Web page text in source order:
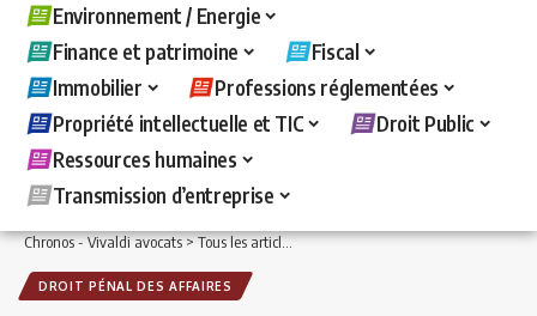
Environnement / Energie
Finance et patrimoine
Fiscal
Immobilier
Professions réglementées
Propriété intellectuelle et TIC
Droit Public
Ressources humaines
Transmission d’entreprise
Chronos - Vivaldi avocats>Tous les articles >Affaires / Finances>Droit pénal
DROIT PÉNAL DES AFFAIRES